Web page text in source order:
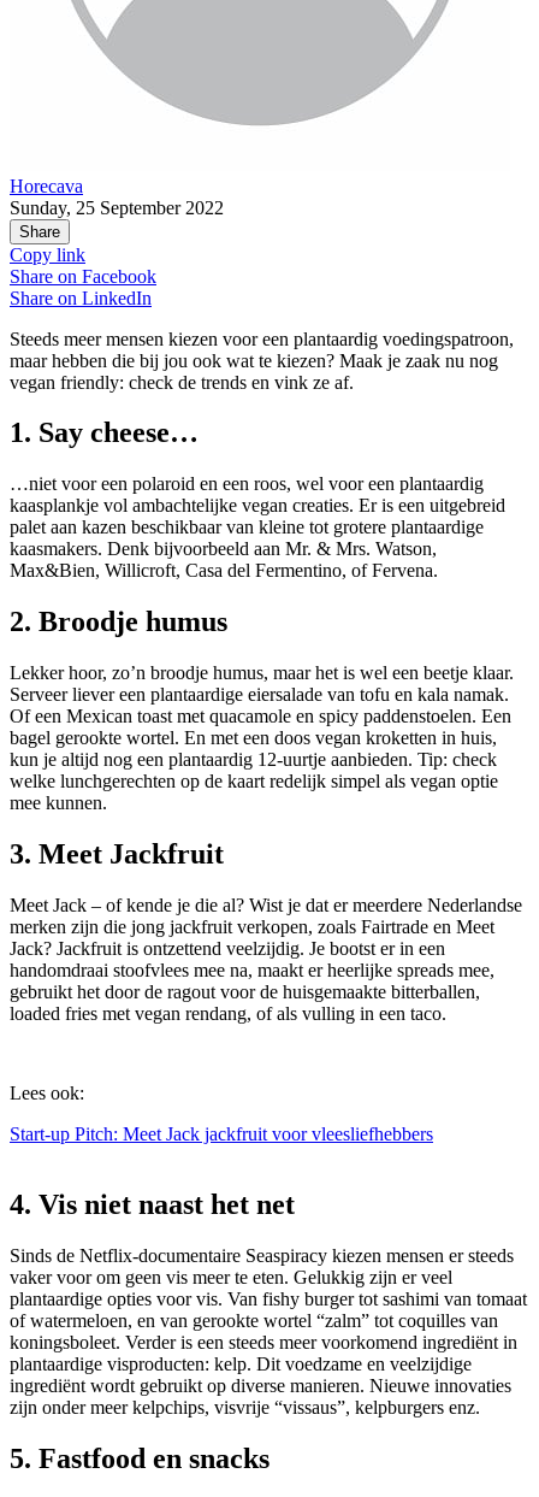
Horecava
Sunday, 25 September 2022
Share
Copy link
Share on Facebook
Share on LinkedIn
Steeds meer mensen kiezen voor een plantaardig voedingspatroon,
maar hebben die bij jou ook wat te kiezen? Maak je zaak nu nog
vegan friendly: check de trends en vink ze af.
1. Say cheese…
…niet voor een polaroid en een roos, wel voor een plantaardig
kaasplankje vol ambachtelijke vegan creaties. Er is een uitgebreid
palet aan kazen beschikbaar van kleine tot grotere plantaardige
kaasmakers. Denk bijvoorbeeld aan Mr. & Mrs. Watson,
Max&Bien, Willicroft, Casa del Fermentino, of Fervena.
2. Broodje humus
Lekker hoor, zo’n broodje humus, maar het is wel een beetje klaar.
Serveer liever een plantaardige eiersalade van tofu en kala namak.
Of een Mexican toast met quacamole en spicy paddenstoelen. Een
bagel gerookte wortel. En met een doos vegan kroketten in huis,
kun je altijd nog een plantaardig 12-uurtje aanbieden. Tip: check
welke lunchgerechten op de kaart redelijk simpel als vegan optie
mee kunnen.
3. Meet Jackfruit
Meet Jack – of kende je die al? Wist je dat er meerdere Nederlandse
merken zijn die jong jackfruit verkopen, zoals Fairtrade en Meet
Jack? Jackfruit is ontzettend veelzijdig. Je bootst er in een
handomdraai stoofvlees mee na, maakt er heerlijke spreads mee,
gebruikt het door de ragout voor de huisgemaakte bitterballen,
loaded fries met vegan rendang, of als vulling in een taco.
Lees ook:
Start-up Pitch: Meet Jack jackfruit voor vleesliefhebbers
4. Vis niet naast het net
Sinds de Netflix-documentaire Seaspiracy kiezen mensen er steeds
vaker voor om geen vis meer te eten. Gelukkig zijn er veel
plantaardige opties voor vis. Van fishy burger tot sashimi van tomaat
of watermeloen, en van gerookte wortel “zalm” tot coquilles van
koningsboleet. Verder is een steeds meer voorkomend ingrediënt in
plantaardige visproducten: kelp. Dit voedzame en veelzijdige
ingrediënt wordt gebruikt op diverse manieren. Nieuwe innovaties
zijn onder meer kelpchips, visvrije “vissaus”, kelpburgers enz.
5. Fastfood en snacks